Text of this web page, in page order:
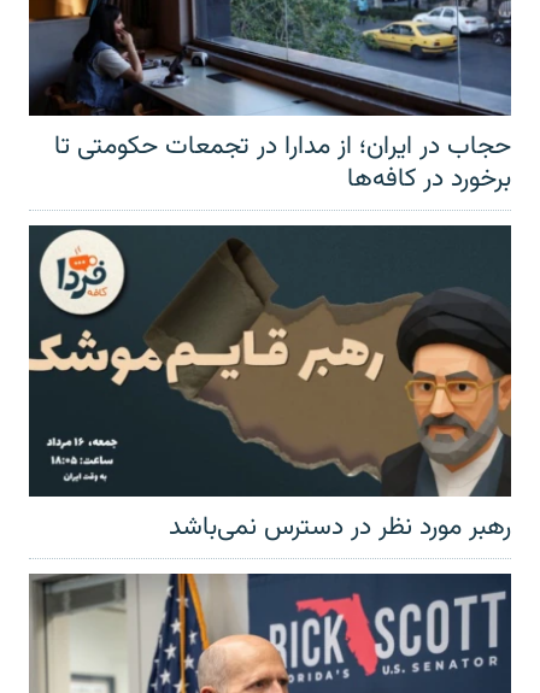
حجاب در ایران؛ از مدارا در تجمعات حکومتی تا
برخورد در کافه‌ها
رهبر مورد نظر در دسترس نمی‌باشد